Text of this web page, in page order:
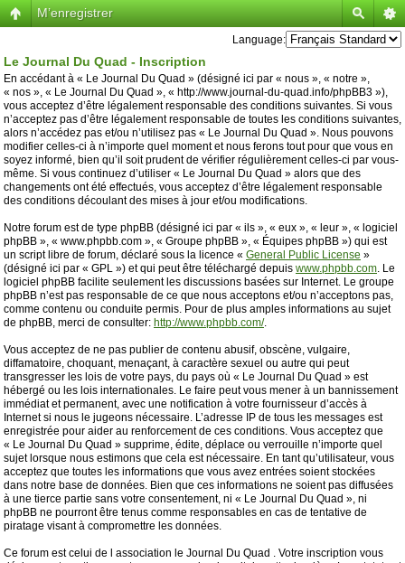
M’enregistrer
Language:
Le Journal Du Quad - Inscription
En accédant à « Le Journal Du Quad » (désigné ici par « nous », « notre »,
« nos », « Le Journal Du Quad », « http://www.journal-du-quad.info/phpBB3 »),
vous acceptez d’être légalement responsable des conditions suivantes. Si vous
n’acceptez pas d’être légalement responsable de toutes les conditions suivantes,
alors n’accédez pas et/ou n’utilisez pas « Le Journal Du Quad ». Nous pouvons
modifier celles-ci à n’importe quel moment et nous ferons tout pour que vous en
soyez informé, bien qu’il soit prudent de vérifier régulièrement celles-ci par vous-
même. Si vous continuez d’utiliser « Le Journal Du Quad » alors que des
changements ont été effectués, vous acceptez d’être légalement responsable
des conditions découlant des mises à jour et/ou modifications.
Notre forum est de type phpBB (désigné ici par « ils », « eux », « leur », « logiciel
phpBB », « www.phpbb.com », « Groupe phpBB », « Équipes phpBB ») qui est
un script libre de forum, déclaré sous la licence « General Public License »
(désigné ici par « GPL ») et qui peut être téléchargé depuis www.phpbb.com. Le
logiciel phpBB facilite seulement les discussions basées sur Internet. Le groupe
phpBB n’est pas responsable de ce que nous acceptons et/ou n’acceptons pas,
comme contenu ou conduite permis. Pour de plus amples informations au sujet
de phpBB, merci de consulter: http://www.phpbb.com/.
Vous acceptez de ne pas publier de contenu abusif, obscène, vulgaire,
diffamatoire, choquant, menaçant, à caractère sexuel ou autre qui peut
transgresser les lois de votre pays, du pays où « Le Journal Du Quad » est
hébergé ou les lois internationales. Le faire peut vous mener à un bannissement
immédiat et permanent, avec une notification à votre fournisseur d’accès à
Internet si nous le jugeons nécessaire. L’adresse IP de tous les messages est
enregistrée pour aider au renforcement de ces conditions. Vous acceptez que
« Le Journal Du Quad » supprime, édite, déplace ou verrouille n’importe quel
sujet lorsque nous estimons que cela est nécessaire. En tant qu’utilisateur, vous
acceptez que toutes les informations que vous avez entrées soient stockées
dans notre base de données. Bien que ces informations ne soient pas diffusées
à une tierce partie sans votre consentement, ni « Le Journal Du Quad », ni
phpBB ne pourront être tenus comme responsables en cas de tentative de
piratage visant à compromettre les données.
Ce forum est celui de l association le Journal Du Quad . Votre inscription vous